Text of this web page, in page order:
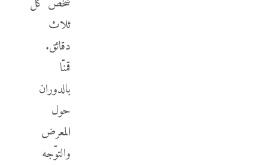
ثلاث
دقائق.
قمنّا
بالدوران
حول
المعرض
والتوّجه